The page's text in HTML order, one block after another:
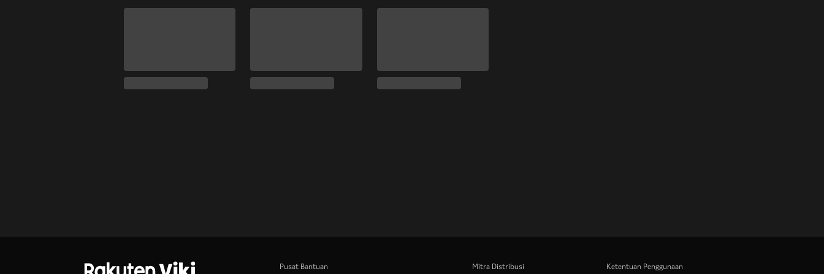
Pusat Bantuan Mitra Distribusi Ketentuan Penggunaan